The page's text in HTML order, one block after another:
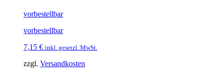
vorbestellbar
vorbestellbar
7,15 € inkl. gesetzl. MwSt.
zzgl. Versandkosten